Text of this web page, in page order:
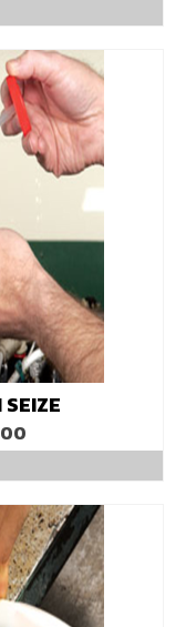
range:
฿580.00
฿880.00